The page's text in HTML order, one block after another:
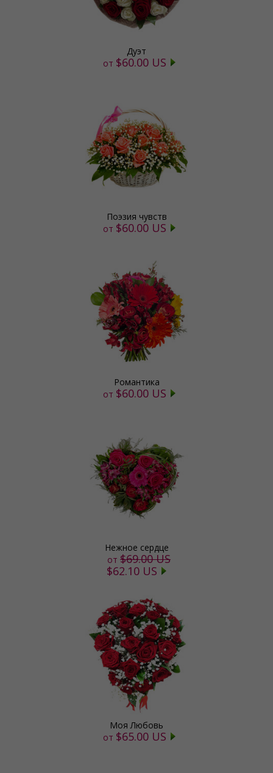
Дуэт
от $60.00 US
Поэзия чувств
от $60.00 US
Романтика
от $60.00 US
Нежное сердце
от $69.00 US
$62.10 US
Моя Любовь
от $65.00 US